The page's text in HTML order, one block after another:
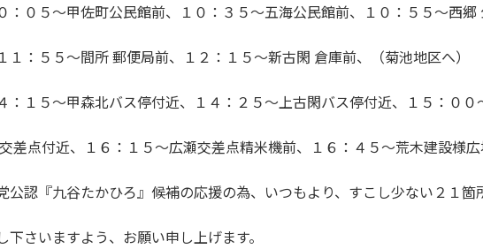
：０５〜甲佐町公民館前、１０：３５〜五海公民館前、１０：５５〜西郷
１：５５〜間所 郵便局前、１２：１５〜新古閑 倉庫前、（菊池地区へ）
：１５〜甲森北バス停付近、１４：２５〜上古閑バス停付近、１５：００
差点付近、１６：１５〜広瀬交差点精米機前、１６：４５〜荒木建設様広
認『九谷たかひろ』候補の応援の為、いつもより、すこし少ない２１箇
さいますよう、お願い申し上げます。